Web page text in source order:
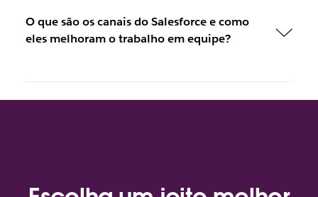
O que são os canais do Salesforce e como
eles melhoram o trabalho em equipe?